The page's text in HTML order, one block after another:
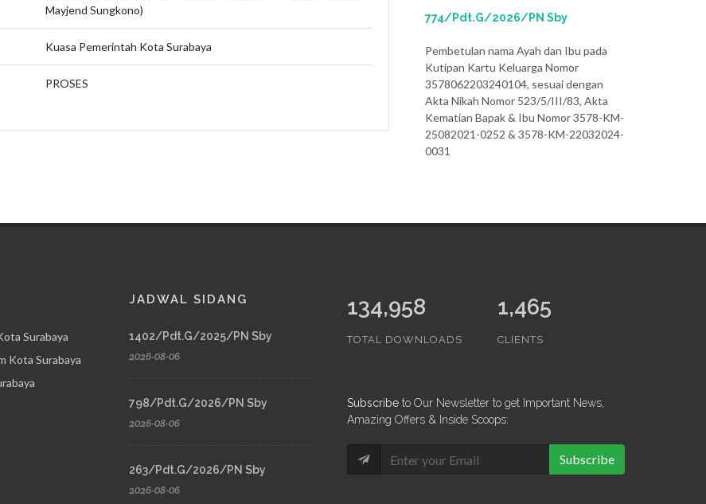
Mayjend Sungkono)
Kuasa Pemerintah Kota Surabaya
PROSES
774/Pdt.G/2026/PN Sby
Pembetulan nama Ayah dan Ibu pada
Kutipan Kartu Keluarga Nomor
3578062203240104, sesuai dengan
Akta Nikah Nomor 523/5/III/83, Akta
Kematian Bapak & Ibu Nomor 3578-KM-
25082021-0252 & 3578-KM-22032024-
0031
Surabaya
Kota Surabaya
JADWAL SIDANG
1402/Pdt.G/2025/PN Sby
2026-08-06
798/Pdt.G/2026/PN Sby
2026-08-06
263/Pdt.G/2026/PN Sby
2026-08-06
152,365
TOTAL DOWNLOADS
1,465
CLIENTS
Subscribeto Our Newsletter to get Important News,
Amazing Offers & Inside Scoops:
Subscribe